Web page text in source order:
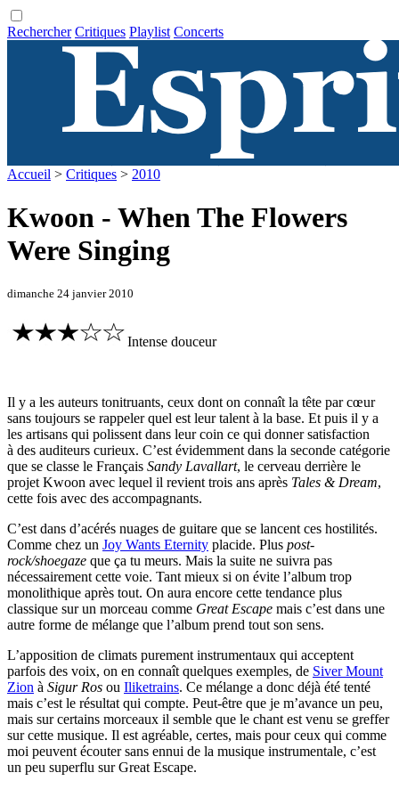
Rechercher Critiques Playlist Concerts
Accueil > Critiques > 2010
Kwoon - When The Flowers
Were Singing
dimanche 24 janvier 2010
Intense douceur
Il y a les auteurs tonitruants, ceux dont on connaît la tête par cœur
sans toujours se rappeler quel est leur talent à la base. Et puis il y a
les artisans qui polissent dans leur coin ce qui donner satisfaction
à des auditeurs curieux. C’est évidemment dans la seconde catégorie
que se classe le Français Sandy Lavallart, le cerveau derrière le
projet Kwoon avec lequel il revient trois ans après Tales & Dream,
cette fois avec des accompagnants.
C’est dans d’acérés nuages de guitare que se lancent ces hostilités.
Comme chez un Joy Wants Eternity placide. Plus post-
rock/shoegaze que ça tu meurs. Mais la suite ne suivra pas
nécessairement cette voie. Tant mieux si on évite l’album trop
monolithique après tout. On aura encore cette tendance plus
classique sur un morceau comme Great Escape mais c’est dans une
autre forme de mélange que l’album prend tout son sens.
L’apposition de climats purement instrumentaux qui acceptent
parfois des voix, on en connaît quelques exemples, de Siver Mount
Zion à Sigur Ros ou Iliketrains. Ce mélange a donc déjà été tenté
mais c’est le résultat qui compte. Peut-être que je m’avance un peu,
mais sur certains morceaux il semble que le chant est venu se greffer
sur cette musique. Il est agréable, certes, mais pour ceux qui comme
moi peuvent écouter sans ennui de la musique instrumentale, c’est
un peu superflu sur Great Escape.